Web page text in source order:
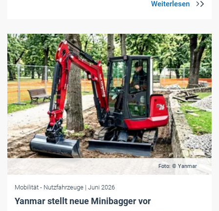
Foto: © Yanmar
Mobilität - Nutzfahrzeuge | Juni 2026
Yanmar stellt neue Minibagger vor